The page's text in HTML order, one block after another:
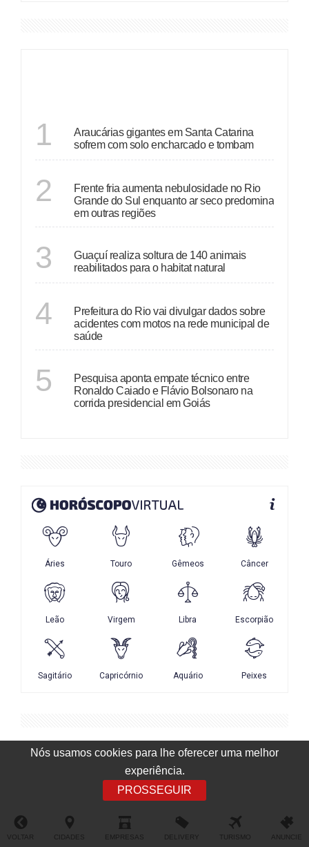
Nós usamos cookies para lhe oferecer uma melhor
experiência.
PROSSEGUIR
1
Araucárias gigantes em Santa Catarina
sofrem com solo encharcado e tombam
2
Frente fria aumenta nebulosidade no Rio
Grande do Sul enquanto ar seco predomina
em outras regiões
3
Guaçuí realiza soltura de 140 animais
reabilitados para o habitat natural
4
Prefeitura do Rio vai divulgar dados sobre
acidentes com motos na rede municipal de
saúde
5
Pesquisa aponta empate técnico entre
Ronaldo Caiado e Flávio Bolsonaro na
corrida presidencial em Goiás
VOLTAR CIDADES EMPRESAS DELIVERY TURISMO ANUNCIE